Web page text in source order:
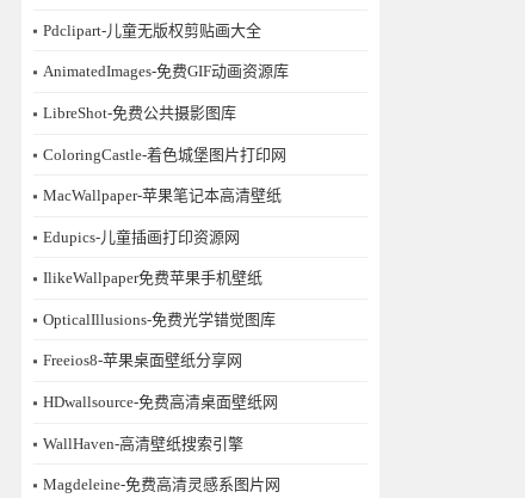
Pdclipart-儿童无版权剪贴画大全
AnimatedImages-免费GIF动画资源库
LibreShot-免费公共摄影图库
ColoringCastle-着色城堡图片打印网
MacWallpaper-苹果笔记本高清壁纸
Edupics-儿童插画打印资源网
IlikeWallpaper免费苹果手机壁纸
OpticalIllusions-免费光学错觉图库
Freeios8-苹果桌面壁纸分享网
HDwallsource-免费高清桌面壁纸网
WallHaven-高清壁纸搜索引擎
Magdeleine-免费高清灵感系图片网